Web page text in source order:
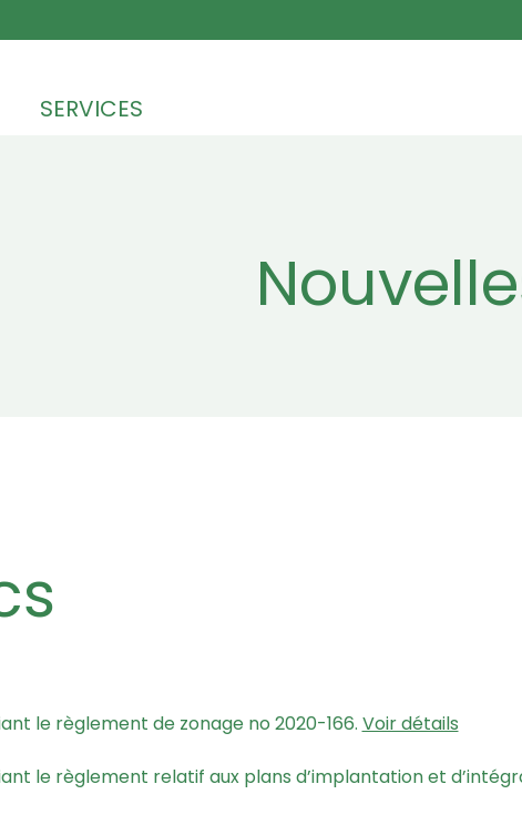
SERVICES
le règlement de zonage no 2020-166. Voir détails
le règlement relatif aux plans d’implantation et